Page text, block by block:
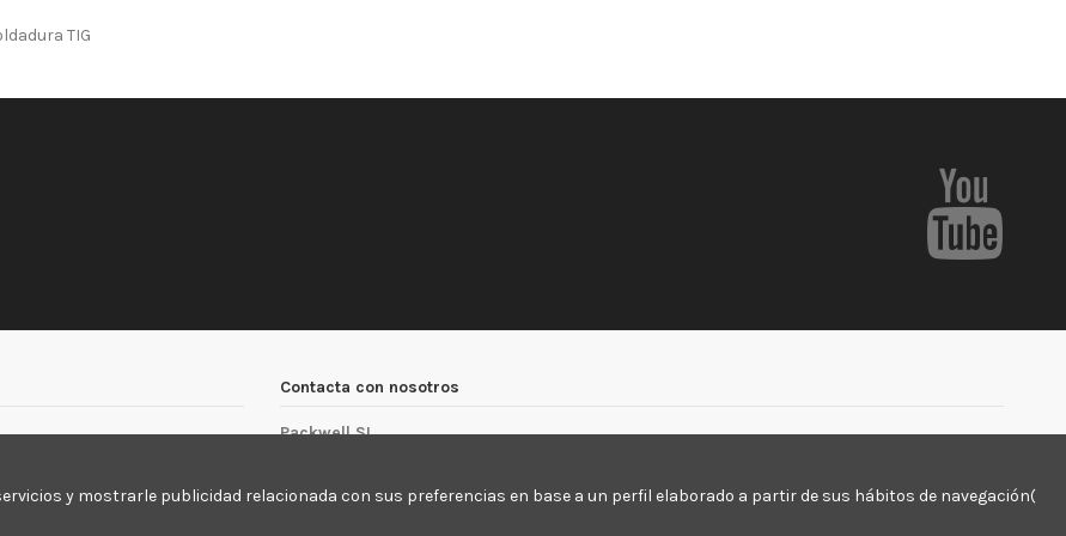
TIG
Contacta con nosotros
Packwell SL
678 705 660
y mostrarle publicidad relacionada con sus preferencias en base a un perfil elaborado a partir de sus hábitos de navegación(